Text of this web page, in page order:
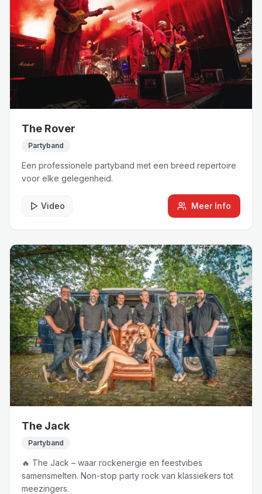
The Rover
Partyband
Een professionele partyband met een breed repertoire
voor elke gelegenheid.
Video Meer Info
The Jack
Partyband
🔥 The Jack – waar rockenergie en feestvibes
samensmelten. Non-stop party rock van klassiekers tot
meezingers.